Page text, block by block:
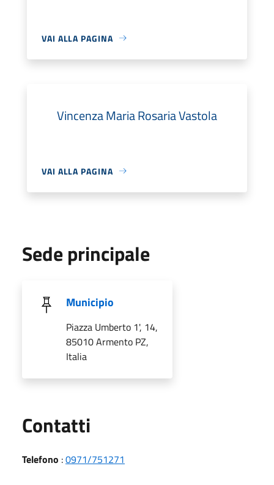
VAI ALLA PAGINA
Vincenza Maria Rosaria Vastola
VAI ALLA PAGINA
Sede principale
Municipio
Piazza Umberto 1', 14,
85010 Armento PZ,
Italia
Contatti
Telefono :0971/751271